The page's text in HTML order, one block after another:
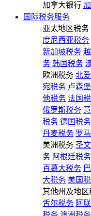
加拿大银行
国际税务服务
亚太地区税务
度尼西亚税务
新加坡税务
务 韩国税务
欧洲税务 北
宛税务 卢森
他税务 法国
俄罗斯税务
税务 德国税务
丹麦税务 罗
美洲税务 圣
务 阿根廷税务
百慕大税务
大税务 美国
其他州及地区
舌尔税务 阿